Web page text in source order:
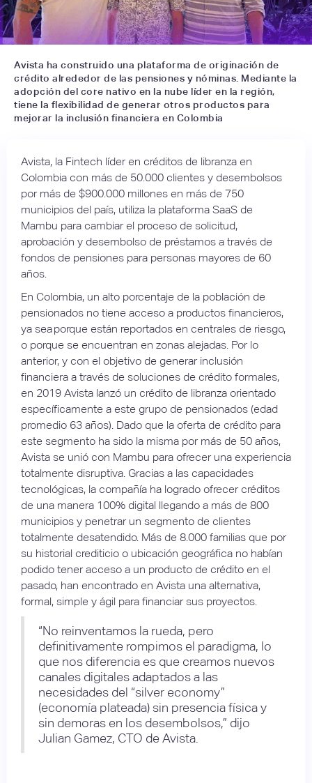
Avista ha construido una plataforma de originación de
crédito alrededor de las pensiones y nóminas. Mediante la
adopción del core nativo en la nube líder en la región,
tiene la flexibilidad de generar otros productos para
mejorar la inclusión financiera en Colombia
Avista, la Fintech líder en créditos de libranza en
Colombia con más de 50.000 clientes y desembolsos
por más de $900.000 millones en más de 750
municipios del país, utiliza la plataforma SaaS de
Mambu para cambiar el proceso de solicitud,
aprobación y desembolso de préstamos a través de
fondos de pensiones para personas mayores de 60
años.
En Colombia, un alto porcentaje de la población de
pensionados no tiene acceso a productos financieros,
ya sea porque están reportados en centrales de riesgo,
o porque se encuentran en zonas alejadas. Por lo
anterior, y con el objetivo de generar inclusión
financiera a través de soluciones de crédito formales,
en 2019 Avista lanzó un crédito de libranza orientado
específicamente a este grupo de pensionados (edad
promedio 63 años). Dado que la oferta de crédito para
este segmento ha sido la misma por más de 50 años,
Avista se unió con Mambu para ofrecer una experiencia
totalmente disruptiva. Gracias a las capacidades
tecnológicas, la compañía ha logrado ofrecer créditos
de una manera 100% digital llegando a más de 800
municipios y penetrar un segmento de clientes
totalmente desatendido. Más de 8.000 familias que por
su historial crediticio o ubicación geográfica no habían
podido tener acceso a un producto de crédito en el
pasado, han encontrado en Avista una alternativa,
formal, simple y ágil para financiar sus proyectos.
“No reinventamos la rueda, pero
definitivamente rompimos el paradigma, lo
que nos diferencia es que creamos nuevos
canales digitales adaptados a las
necesidades del “silver economy”
(economía plateada) sin presencia física y
sin demoras en los desembolsos,” dijo
Julian Gamez, CTO de Avista.